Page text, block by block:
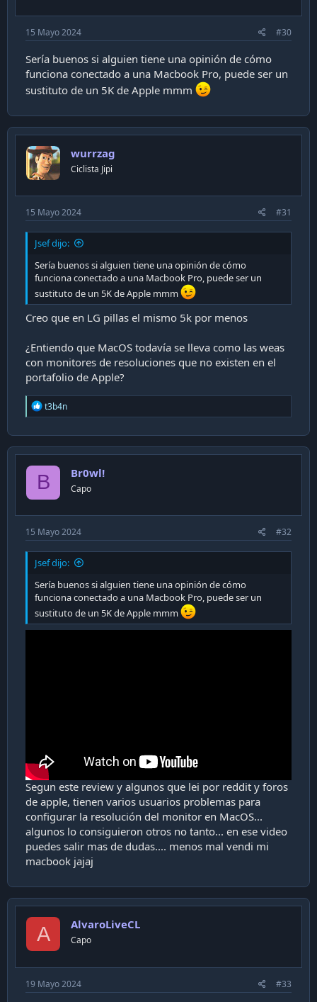
Configuración Monitor
Tipo Conexión --> HDMI (Al ser 2.1 te permite
Game Mode
Picture - Natural
Contrast Enhancer - Off
HDR Tone Mapping - Active
Color Tone - Standard
Peak Brightness - High.
Color Space - Native
VRR - On
Adaptive Sync (Game Mode) - On
Dynamic Black - 0
HDR10+ - Basic
Game HDR - Basic
Y eso muchachos, lo he estado probando un rato y la
verdad se siente muy extraño el formato por el
jugué se sintió genial con un amplio campo de visión
y colores demasiado ricos.
15 Mayo 2024 #30
Sería buenos si alguien tiene una opinión de cómo
funciona conectado a una Macbook Pro, puede ser un
sustituto de un 5K de Apple mmm
wurrzag
Ciclista Jipi
15 Mayo 2024 #31
Jsef dijo:
Sería buenos si alguien tiene una opinión de cómo
funciona conectado a una Macbook Pro, puede ser un
sustituto de un 5K de Apple mmm
Creo que en LG pillas el mismo 5k por menos
¿Entiendo que MacOS todavía se lleva como las weas
con monitores de resoluciones que no existen en el
portafolio de Apple?
R
e
c
t
o
n
t3b4n
B Br0wl!
Capo
15 Mayo 2024 #32
Jsef dijo:
Sería buenos si alguien tiene una opinión de cómo
funciona conectado a una Macbook Pro, puede ser un
sustituto de un 5K de Apple mmm
Segun este review y algunos que lei por reddit y foros
de apple, tienen varios usuarios problemas para
configurar la resolución del monitor en MacOS...
algunos lo consiguieron otros no tanto... en ese video
puedes salir mas de dudas.... menos mal vendi mi
macbook jajaj
A AlvaroLiveCL
Capo
19 Mayo 2024 #33